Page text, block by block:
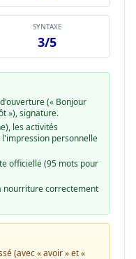
SYNTAXE
3/5
(« Bonjour
»), signature.
les activités
personnelle
officielle (95 mots pour
nourriture correctement
(avec « avoir » et «